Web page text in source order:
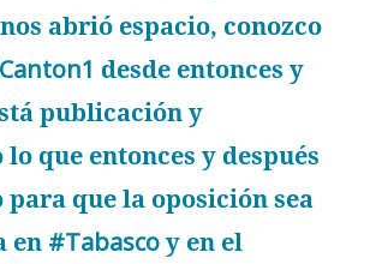
abrió espacio, conozco
desde entonces y
publicación y
lo que entonces y después
para que la oposición sea
en #Tabascoy en el